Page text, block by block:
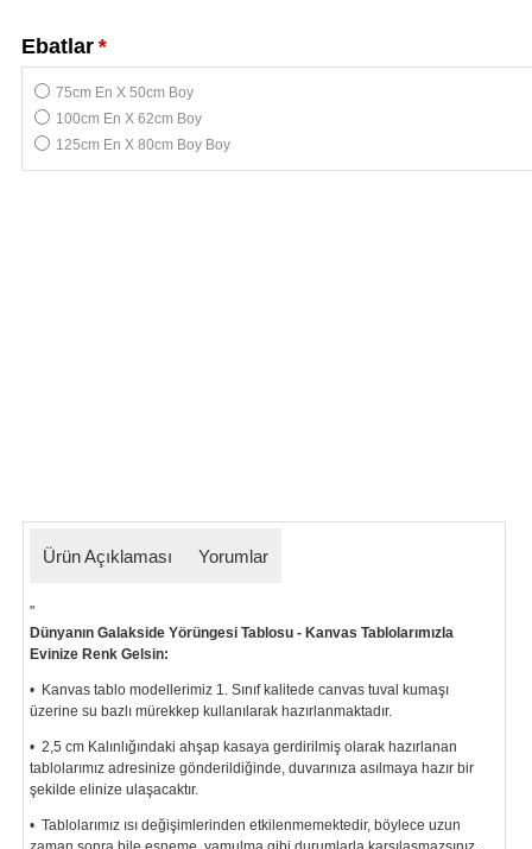
*
Ebatlar
75cm En X 50cm Boy
100cm En X 62cm Boy
125cm En X 80cm Boy Boy
Ürün Açıklaması Yorumlar
"
Dünyanın Galakside Yörüngesi Tablosu - Kanvas Tablolarımızla
Evinize Renk Gelsin:
• Kanvas tablo modellerimiz 1. Sınıf kalitede canvas tuval kumaşı
üzerine su bazlı mürekkep kullanılarak hazırlanmaktadır.
• 2,5 cm Kalınlığındaki ahşap kasaya gerdirilmiş olarak hazırlanan
tablolarımız adresinize gönderildiğinde, duvarınıza asılmaya hazır bir
şekilde elinize ulaşacaktır.
• Tablolarımız ısı değişimlerinden etkilenmemektedir, böylece uzun